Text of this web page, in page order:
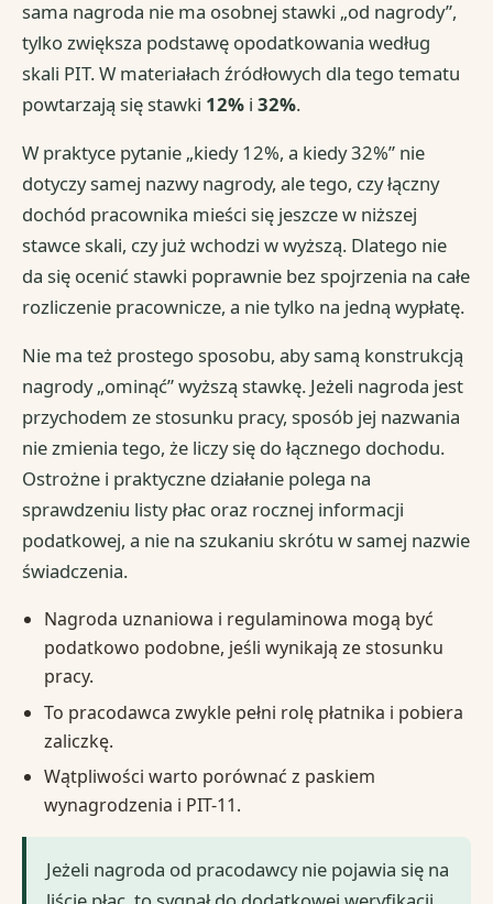
sama nagroda nie ma osobnej stawki „od nagrody”,
tylko zwiększa podstawę opodatkowania według
skali PIT. W materiałach źródłowych dla tego tematu
powtarzają się stawki 12% i32%.
W praktyce pytanie „kiedy 12%, a kiedy 32%” nie
dotyczy samej nazwy nagrody, ale tego, czy łączny
dochód pracownika mieści się jeszcze w niższej
stawce skali, czy już wchodzi w wyższą. Dlatego nie
da się ocenić stawki poprawnie bez spojrzenia na całe
rozliczenie pracownicze, a nie tylko na jedną wypłatę.
Nie ma też prostego sposobu, aby samą konstrukcją
nagrody „ominąć” wyższą stawkę. Jeżeli nagroda jest
przychodem ze stosunku pracy, sposób jej nazwania
nie zmienia tego, że liczy się do łącznego dochodu.
Ostrożne i praktyczne działanie polega na
sprawdzeniu listy płac oraz rocznej informacji
podatkowej, a nie na szukaniu skrótu w samej nazwie
świadczenia.
Nagroda uznaniowa i regulaminowa mogą być
podatkowo podobne, jeśli wynikają ze stosunku
pracy.
To pracodawca zwykle pełni rolę płatnika i pobiera
zaliczkę.
Wątpliwości warto porównać z paskiem
wynagrodzenia i PIT-11.
Jeżeli nagroda od pracodawcy nie pojawia się na